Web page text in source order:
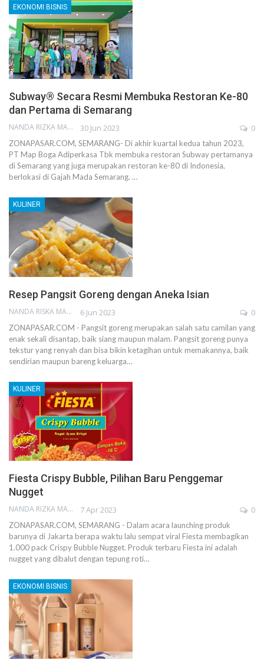
EKONOMI BISNIS
Subway® Secara Resmi Membuka Restoran Ke-80
dan Pertama di Semarang
NANDA RIZKA MAHENDRA 30 Jun 2023 0
ZONAPASAR.COM, SEMARANG- Di akhir kuartal kedua tahun 2023,
PT Map Boga Adiperkasa Tbk membuka restoran Subway pertamanya
di Semarang yang juga merupakan restoran ke-80 di Indonesia,
berlokasi di Gajah Mada Semarang. …
KULINER
Resep Pangsit Goreng dengan Aneka Isian
NANDA RISKA MAHENDRA 6 Jun 2023 0
ZONAPASAR.COM - Pangsit goreng merupakan salah satu camilan yang
enak sekali disantap, baik siang maupun malam. Pangsit goreng punya
tekstur yang renyah dan bisa bikin ketagihan untuk memakannya, baik
sendirian maupun bareng keluarga…
KULINER
Fiesta Crispy Bubble, Pilihan Baru Penggemar
Nugget
NANDA RIZKA MAHENDRA 7 Apr 2023 0
ZONAPASAR.COM, SEMARANG - Dalam acara launching produk
barunya di Jakarta berapa waktu lalu sempat viral Fiesta membagikan
1.000 pack Crispy Bubble Nugget. Produk terbaru Fiesta ini adalah
nugget yang dibalut dengan tepung roti…
EKONOMI BISNIS